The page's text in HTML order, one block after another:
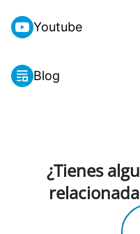
Youtube
Blog
¿Tienes